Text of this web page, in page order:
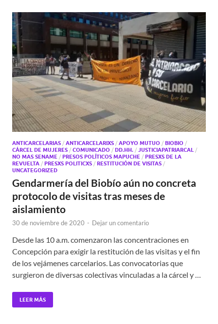
ANTICARCELARIAS / ANTICARCELARIXS / APOYO MUTUO / BIOBIO /
CÁRCEL DE MUJERES / COMUNICADO / DD.HH. / JUSTICIAPATRIARCAL /
NO MAS SENAME / PRESOS POLÍTICOS MAPUCHE / PRESXS DE LA
REVUELTA / PRESXS POLITICXS / RESTITUCIÓN DE VISITAS /
UNCATEGORIZED
Gendarmería del Biobío aún no concreta
protocolo de visitas tras meses de
aislamiento
30 de noviembre de 2020 - Dejar un comentario
Desde las 10 a.m. comenzaron las concentraciones en
Concepción para exigir la restitución de las visitas y el fin
de los vejámenes carcelarios. Las convocatorias que
surgieron de diversas colectivas vinculadas a la cárcel y …
LEER MÁS